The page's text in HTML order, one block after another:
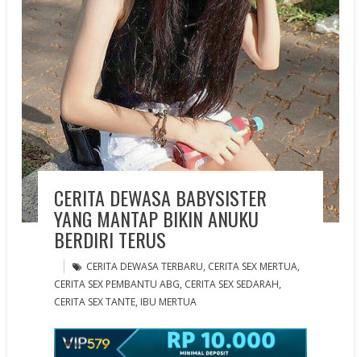
CERITA DEWASA BABYSISTER
YANG MANTAP BIKIN ANUKU
BERDIRI TERUS
CERITA DEWASA TERBARU, CERITA SEX MERTUA,
CERITA SEX PEMBANTU ABG, CERITA SEX SEDARAH,
CERITA SEX TANTE, IBU MERTUA